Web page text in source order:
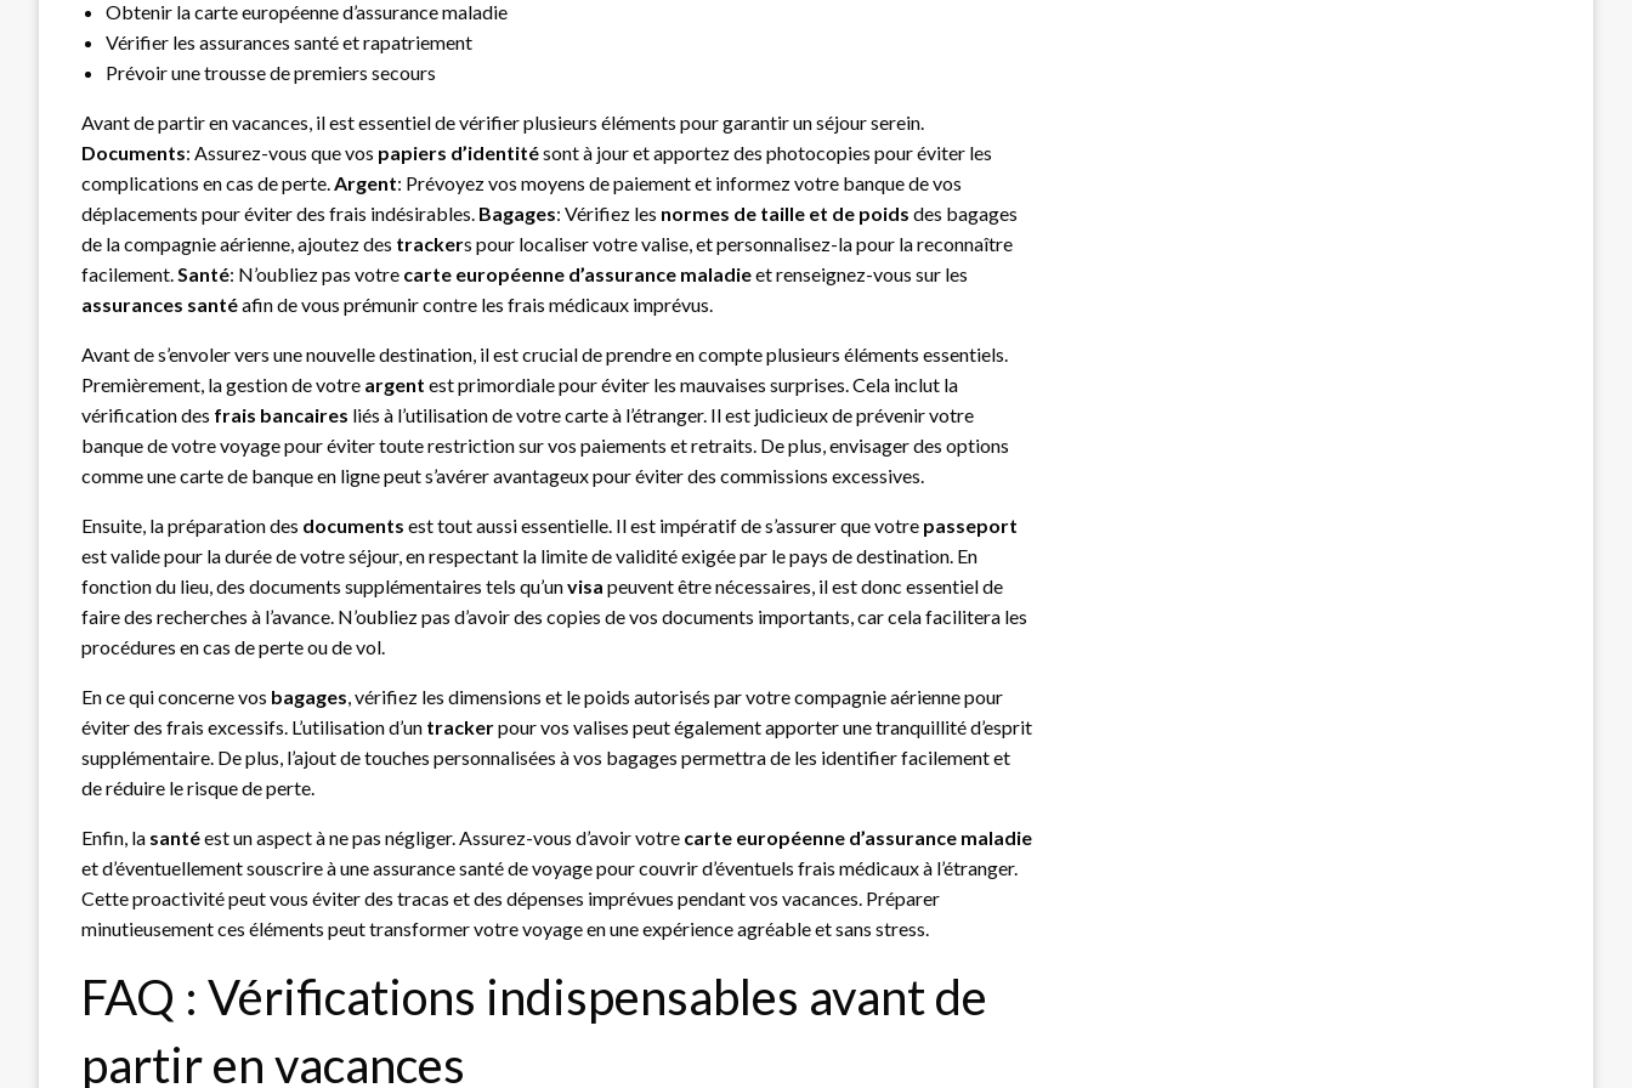
Obtenir la carte européenne d’assurance maladie
Vérifier les assurances santé et rapatriement
Prévoir une trousse de premiers secours
Avant de partir en vacances, il est essentiel de vérifier plusieurs éléments pour garantir un séjour serein.
Documents: Assurez-vous que vos papiers d’identitésont à jour et apportez des photocopies pour éviter les
complications en cas de perte.Argent: Prévoyez vos moyens de paiement et informez votre banque de vos
déplacements pour éviter des frais indésirables. Bagages: Vérifiez les normes de taille et de poids des bagages
de la compagnie aérienne, ajoutez des trackers pour localiser votre valise, et personnalisez-la pour la reconnaître
facilement.Santé: N’oubliez pas votre carte européenne d’assurance maladieet renseignez-vous sur les
assurances santéafin de vous prémunir contre les frais médicaux imprévus.
Avant de s’envoler vers une nouvelle destination, il est crucial de prendre en compte plusieurs éléments essentiels.
Premièrement, la gestion de votre argent est primordiale pour éviter les mauvaises surprises. Cela inclut la
vérification des frais bancaires liés à l’utilisation de votre carte à l’étranger. Il est judicieux de prévenir votre
banque de votre voyage pour éviter toute restriction sur vos paiements et retraits. De plus, envisager des options
comme une carte de banque en ligne peut s’avérer avantageux pour éviter des commissions excessives.
Ensuite, la préparation des documents est tout aussi essentielle. Il est impératif de s’assurer que votre passeport
est valide pour la durée de votre séjour, en respectant la limite de validité exigée par le pays de destination. En
fonction du lieu, des documents supplémentaires tels qu’unvisa peuvent être nécessaires, il est donc essentiel de
faire des recherches à l’avance. N’oubliez pas d’avoir des copies de vos documents importants, car cela facilitera les
procédures en cas de perte ou de vol.
En ce qui concerne vos bagages, vérifiez les dimensions et le poids autorisés par votre compagnie aérienne pour
éviter des frais excessifs. L’utilisation d’un trackerpour vos valises peut également apporter une tranquillité d’esprit
supplémentaire. De plus, l’ajout de touches personnalisées à vos bagages permettra de les identifier facilement et
de réduire le risque de perte.
Enfin, la santéest un aspect à ne pas négliger. Assurez-vous d’avoir votre carte européenne d’assurance maladie
et d’éventuellement souscrire à une assurance santé de voyage pour couvrir d’éventuels frais médicaux à l’étranger.
Cette proactivité peut vous éviter des tracas et des dépenses imprévues pendant vos vacances. Préparer
minutieusement ces éléments peut transformer votre voyage en une expérience agréable et sans stress.
FAQ : Vérifications indispensables avant de
partir en vacances